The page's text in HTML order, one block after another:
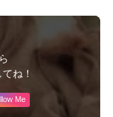
ね！
Me